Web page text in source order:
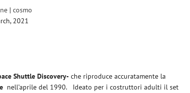
| cosmo
2021
Shuttle Discovery- che riproduce accuratamente la
nell’aprile del 1990.
Ideato per i costruttori adulti il set